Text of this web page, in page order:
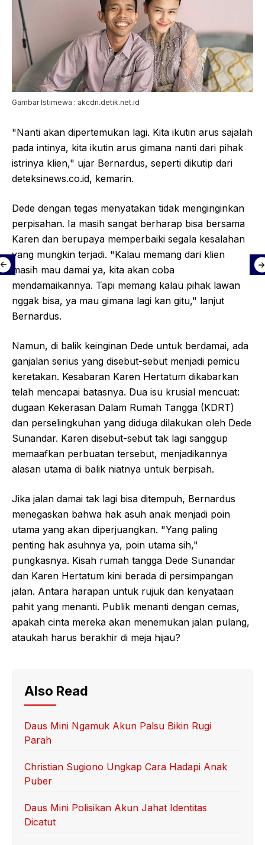
Gambar Istimewa : akcdn.detik.net.id
"Nanti akan dipertemukan lagi. Kita ikutin arus sajalah
pada intinya, kita ikutin arus gimana nanti dari pihak
istrinya klien," ujar Bernardus, seperti dikutip dari
deteksinews.co.id, kemarin.
Dede dengan tegas menyatakan tidak menginginkan
perpisahan. Ia masih sangat berharap bisa bersama
Karen dan berupaya memperbaiki segala kesalahan
yang mungkin terjadi. "Kalau memang dari klien
masih mau damai ya, kita akan coba
mendamaikannya. Tapi memang kalau pihak lawan
nggak bisa, ya mau gimana lagi kan gitu," lanjut
Bernardus.
Namun, di balik keinginan Dede untuk berdamai, ada
ganjalan serius yang disebut-sebut menjadi pemicu
keretakan. Kesabaran Karen Hertatum dikabarkan
telah mencapai batasnya. Dua isu krusial mencuat:
dugaan Kekerasan Dalam Rumah Tangga (KDRT)
dan perselingkuhan yang diduga dilakukan oleh Dede
Sunandar. Karen disebut-sebut tak lagi sanggup
memaafkan perbuatan tersebut, menjadikannya
alasan utama di balik niatnya untuk berpisah.
Jika jalan damai tak lagi bisa ditempuh, Bernardus
menegaskan bahwa hak asuh anak menjadi poin
utama yang akan diperjuangkan. "Yang paling
penting hak asuhnya ya, poin utama sih,"
pungkasnya. Kisah rumah tangga Dede Sunandar
dan Karen Hertatum kini berada di persimpangan
jalan. Antara harapan untuk rujuk dan kenyataan
pahit yang menanti. Publik menanti dengan cemas,
apakah cinta mereka akan menemukan jalan pulang,
ataukah harus berakhir di meja hijau?
Also Read
Daus Mini Ngamuk Akun Palsu Bikin Rugi
Parah
Christian Sugiono Ungkap Cara Hadapi Anak
Puber
Daus Mini Polisikan Akun Jahat Identitas
Dicatut